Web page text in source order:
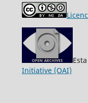
Initiative (OAI)